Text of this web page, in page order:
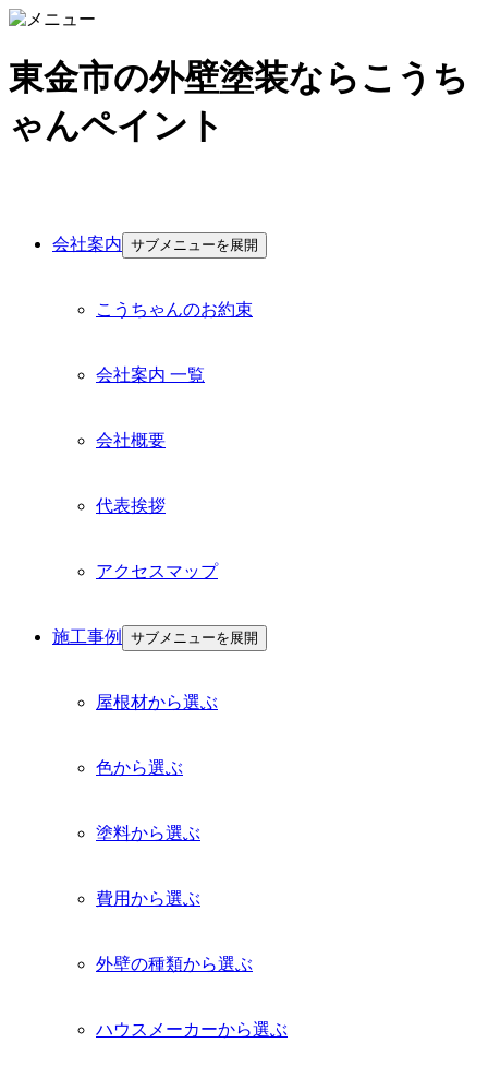
東金市の外壁塗装ならこうち
ゃんペイント
会社案内 サブメニューを展開
こうちゃんのお約束
会社案内 一覧
会社概要
代表挨拶
アクセスマップ
施工事例 サブメニューを展開
屋根材から選ぶ
色から選ぶ
塗料から選ぶ
費用から選ぶ
外壁の種類から選ぶ
ハウスメーカーから選ぶ